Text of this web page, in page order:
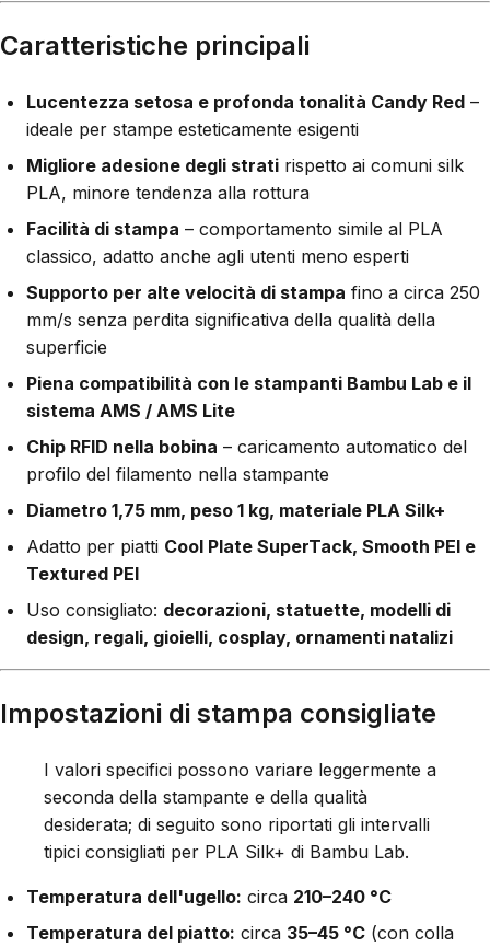
Caratteristiche principali
Lucentezza setosa e profonda tonalità Candy Red –
ideale per stampe esteticamente esigenti
Migliore adesione degli strati rispetto ai comuni silk
PLA, minore tendenza alla rottura
Facilità di stampa – comportamento simile al PLA
classico, adatto anche agli utenti meno esperti
Supporto per alte velocità di stampa fino a circa 250
mm/s senza perdita significativa della qualità della
superficie
Piena compatibilità con le stampanti Bambu Lab e il
sistema AMS / AMS Lite
Chip RFID nella bobina – caricamento automatico del
profilo del filamento nella stampante
Diametro 1,75 mm, peso 1 kg, materiale PLA Silk+
Adatto per piatti Cool Plate SuperTack, Smooth PEI e
Textured PEI
Uso consigliato: decorazioni, statuette, modelli di
design, regali, gioielli, cosplay, ornamenti natalizi
Impostazioni di stampa consigliate
I valori specifici possono variare leggermente a
seconda della stampante e della qualità
desiderata; di seguito sono riportati gli intervalli
tipici consigliati per PLA Silk+ di Bambu Lab.
Temperatura dell'ugello: circa 210–240 °C
Temperatura del piatto: circa 35–45 °C (con colla